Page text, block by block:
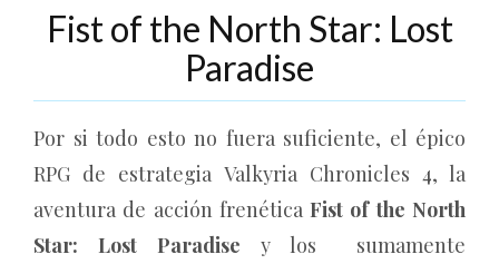
Fist of the North Star: Lost
Paradise
Por si todo esto no fuera suficiente, el épico
RPG de estrategia Valkyria Chronicles 4, la
aventura de acción frenéticaFist of the North
Star: Lost Paradise y los sumamente